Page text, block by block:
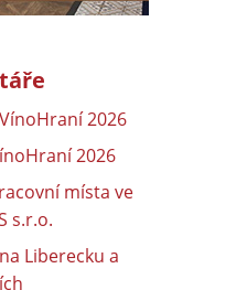
2026
2026
místa ve
s.r.o.
Liberecku a